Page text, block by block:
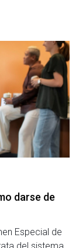
darse de
Especial de